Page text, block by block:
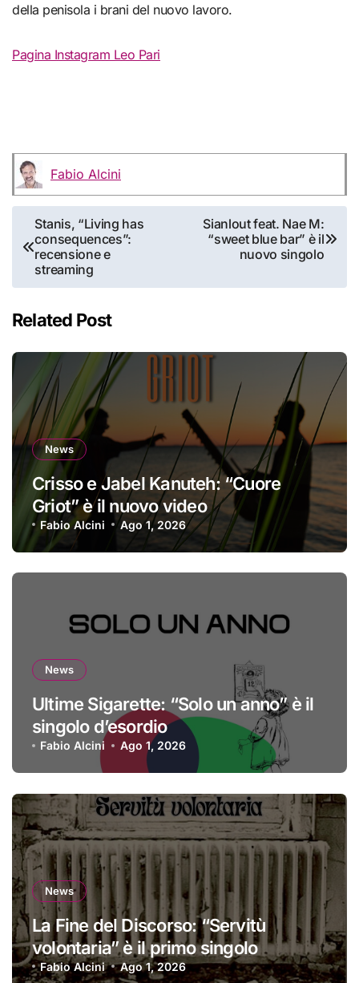
della penisola i brani del nuovo lavoro.
Pagina Instagram Leo Pari
Fabio Alcini
Navigazione
articoli
Stanis, “Living has
consequences”:
recensione e
streaming
Sianlout feat. Nae M:
“sweet blue bar” è il
nuovo singolo
Related Post
News
Crisso e Jabel Kanuteh: “Cuore
Griot” è il nuovo video
Fabio Alcini Ago 1, 2026
News
Ultime Sigarette: “Solo un anno” è il
singolo d’esordio
Fabio Alcini Ago 1, 2026
News
La Fine del Discorso: “Servitù
volontaria” è il primo singolo
Fabio Alcini Ago 1, 2026